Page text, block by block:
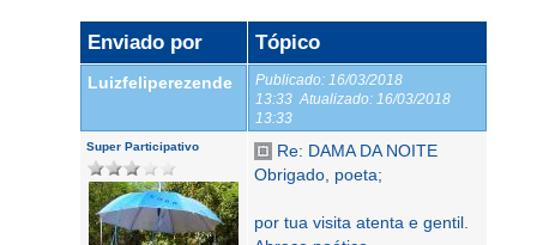
Enviado por Tópico
Luizfeliperezende Publicado: 16/03/2018
13:33 Atualizado: 16/03/2018
13:33
Super Participativo
Re: DAMA DA NOITE
Obrigado, poeta;
por tua visita atenta e gentil.